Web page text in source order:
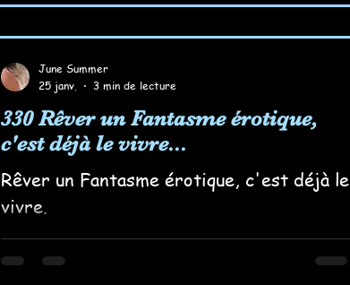
330 Rêver un Fantasme érotique,
c'est déjà le vivre...
Rêver un Fantasme érotique, c'est déjà le
vivre.
June Summer
25 janv.
3 min de lecture